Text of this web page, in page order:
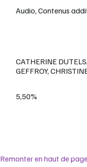
Audio, Contenus
CATHERINE
GEFFROY,
5,50%
Remonter en haut de page